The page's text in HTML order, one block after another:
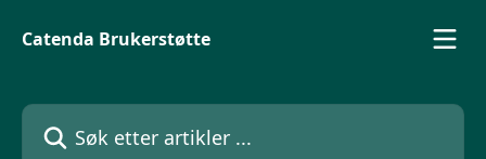
Catenda Brukerstøtte
Søk etter artikler ...